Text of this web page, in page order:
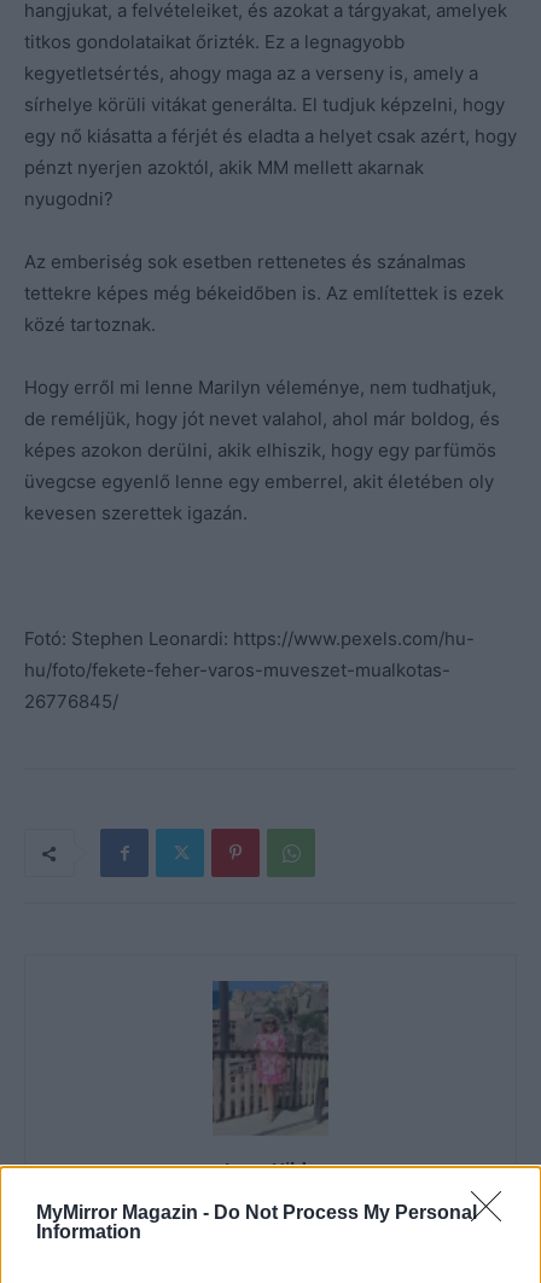
MyMirror Magazin - Do Not Process My Personal
Information
hangjukat, a felvételeiket, és azokat a tárgyakat, amelyek
titkos gondolataikat őrizték. Ez a legnagyobb
kegyetletsértés, ahogy maga az a verseny is, amely a
sírhelye körüli vitákat generálta. El tudjuk képzelni, hogy
egy nő kiásatta a férjét és eladta a helyet csak azért, hogy
pénzt nyerjen azoktól, akik MM mellett akarnak
nyugodni?
Az emberiség sok esetben rettenetes és szánalmas
tettekre képes még békeidőben is. Az említettek is ezek
közé tartoznak.
Hogy erről mi lenne Marilyn véleménye, nem tudhatjuk,
de reméljük, hogy jót nevet valahol, ahol már boldog, és
képes azokon derülni, akik elhiszik, hogy egy parfümös
üvegcse egyenlő lenne egy emberrel, akit életében oly
kevesen szerettek igazán.
Fotó: Stephen Leonardi: https://www.pexels.com/hu-
hu/foto/fekete-feher-varos-muveszet-mualkotas-
26776845/
Imre Hilda
Oktatás és nevelés területén dolgozom, de minden
szabadidőmben írok. Szeretek belesni a hétköznapok függönye